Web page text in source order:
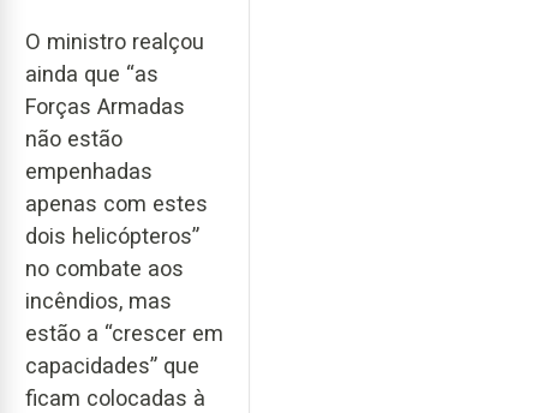
O ministro realçou
ainda que “as
Forças Armadas
não estão
empenhadas
apenas com estes
dois helicópteros”
no combate aos
incêndios, mas
estão a “crescer em
capacidades” que
ficam colocadas à